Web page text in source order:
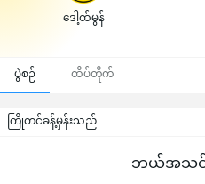
ဒေါ့ထ်မွန်
ပွဲစဉ် ထိပ်တိုက်
ကြိုတင်ခန့်မှန်းသည်
ဘယ်အသင်